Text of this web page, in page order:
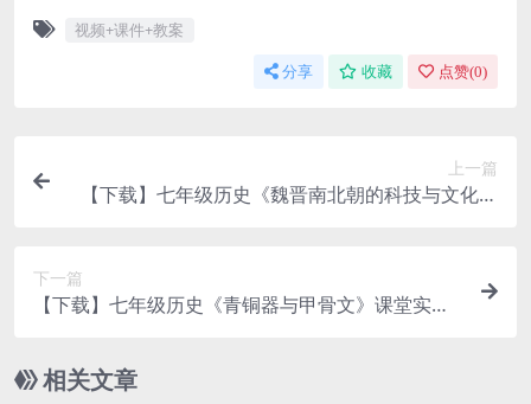
视频+课件+教案
分享 收藏 点赞(0)
上一篇
【下载】七年级历史《魏晋南北朝的科技与文化》
下一篇
【下载】七年级历史《青铜器与甲骨文》课堂实录
相关文章